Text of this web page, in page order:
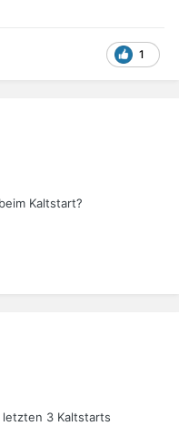
1
Kaltstart?
3 Kaltstarts